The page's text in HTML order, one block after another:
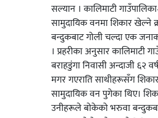
सल्यान । कालिमाटी
सामुदायिक वनमा शिकार खेल्ने
बन्दुकबाट गोली चल्दा एक
। प्रहरीका अनुसार कालिमाटी
बराहडुंगा निवासी अन्दाजी ६२
मगर गएराति साथीहरूसँग
सामुदायिक वन पुगेका थिए।
उनीहरूले बोकेको भरुवा